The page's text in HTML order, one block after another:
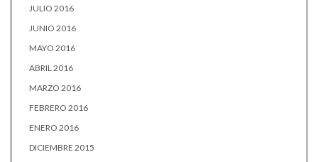
JULIO 2016
JUNIO 2016
MAYO 2016
ABRIL 2016
MARZO 2016
FEBRERO 2016
ENERO 2016
DICIEMBRE 2015